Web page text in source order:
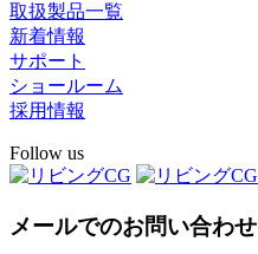
取扱製品一覧
新着情報
サポート
ショールーム
採用情報
Follow us
メールでのお問い合わせ